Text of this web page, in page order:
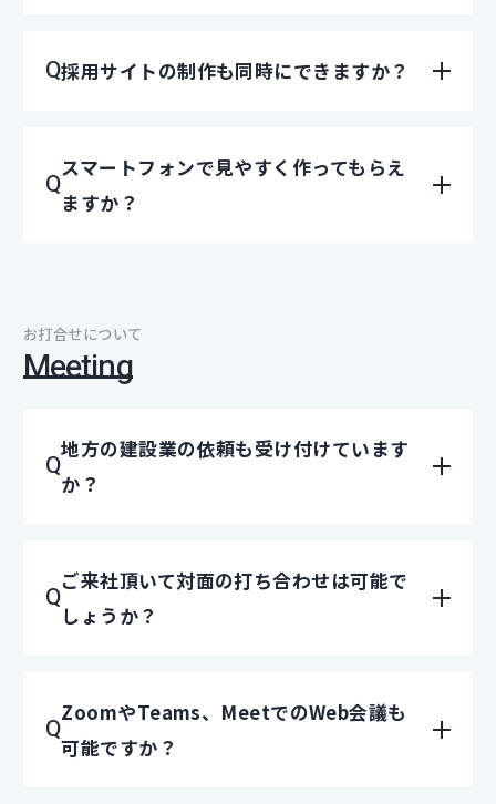
採用サイトの制作も同時にできますか？
スマートフォンで見やすく作ってもらえ
ますか？
お打合せについて
Meeting
地方の建設業の依頼も受け付けています
か？
ご来社頂いて対面の打ち合わせは可能で
しょうか？
ZoomやTeams、MeetでのWeb会議も
可能ですか？